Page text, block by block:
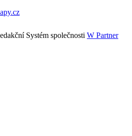
Systém společnosti W Partner